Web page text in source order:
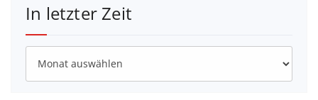
In letzter Zeit
In
letzter
Zeit